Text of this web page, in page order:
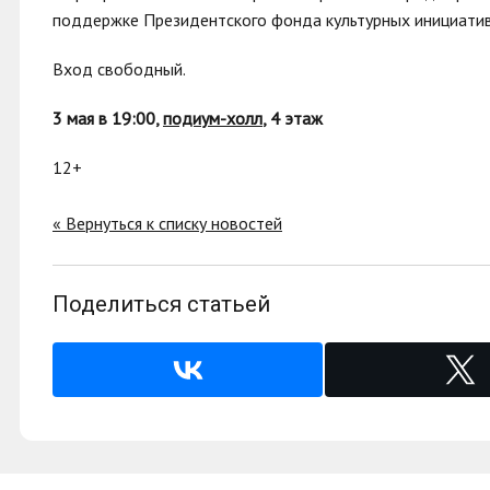
поддержке Президентского фонда культурных
Вход свободный.
3 мая в 19:00,подиум-холл, 4 этаж
12+
« Вернуться к списку новостей
Поделиться статьей